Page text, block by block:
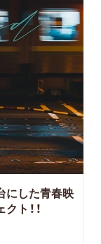
にした青春映
ト！！